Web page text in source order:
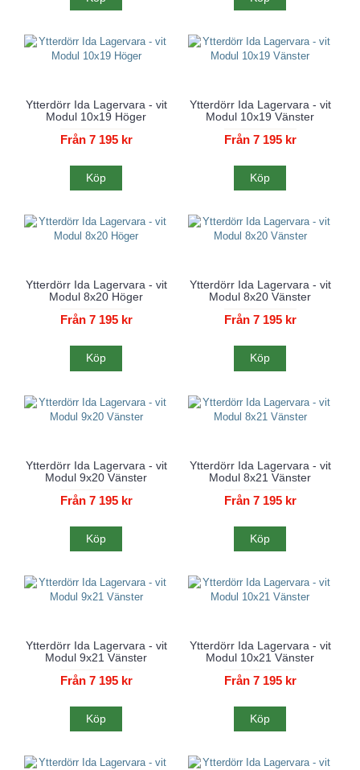
Ytterdörr Ida Lagervara - vit
Modul 10x19 Höger
Från 7 195 kr
Köp
Ytterdörr Ida Lagervara - vit
Modul 10x19 Vänster
Från 7 195 kr
Köp
Ytterdörr Ida Lagervara - vit
Modul 8x20 Höger
Från 7 195 kr
Köp
Ytterdörr Ida Lagervara - vit
Modul 8x20 Vänster
Från 7 195 kr
Köp
Ytterdörr Ida Lagervara - vit
Modul 9x20 Vänster
Från 7 195 kr
Köp
Ytterdörr Ida Lagervara - vit
Modul 8x21 Vänster
Från 7 195 kr
Köp
Ytterdörr Ida Lagervara - vit
Modul 9x21 Vänster
Från 7 195 kr
Köp
Ytterdörr Ida Lagervara - vit
Modul 10x21 Vänster
Från 7 195 kr
Köp